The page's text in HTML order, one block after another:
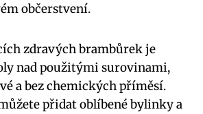
občerstvení.
zdravých brambůrek je
nad použitými surovinami,
a bez chemických příměsí.
přidat oblíbené bylinky a